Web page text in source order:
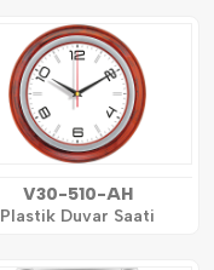
V30-510-AH
Plastik Duvar Saati